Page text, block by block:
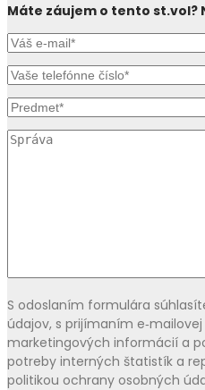
Máte záujem o tento st.vol?
S odoslaním formulára
údajov, s prijímaním
marketingových informácií a
potreby interných štatistík a
politikou ochrany osobných